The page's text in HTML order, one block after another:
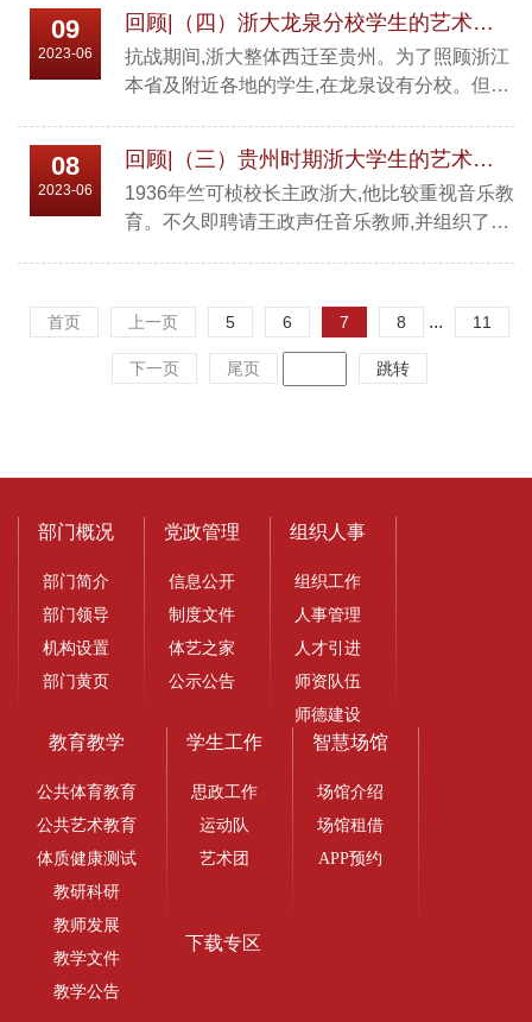
现根据一些老学长的回忆,简略整理如下:一、话
剧...
11月到1949年5月,这约两年半时间,真正叫“浙
大合唱团”这个名字的时段。因在贵州时期的有
关歌咏队,前文已有所记述,本文将采用狭义的理
一、乘着歌声的翅膀 1945秋,龙泉分校...
09
2023-06
回顾|（四）浙大龙泉分校学生的艺术活动
抗战期间,浙大整体西迁至贵州。为了照顾浙江
本省及附近各地的学生,在龙泉设有分校。但分
垅两村,相距不远,距县城有一定路程。当时生活
条件比较艰苦,但教学秩序正常,学生学习生活紧
张,课余生活较贫乏,电影也没有,于是,学生自行
音乐和戏剧...
08
2023-06
回顾|（三）贵州时期浙大学生的艺术活动
1936年竺可桢校长主政浙大,他比较重视音乐教
育。不久即聘请王政声任音乐教师,并组织了一
黎明歌咏队,主旨是推动抗日救亡运功,着重唱救
亡歌曲,曾请杭州师范学校顾老师指导。1937年
抗战爆发,浙大被迫西迁,西迁途中,在抵广西宜
山之前,“黎明”仍有些活动。而一年级组织了呐
首页 上一页 5 6 7 8 ... 11
下一页 尾页 跳转
部门概况
部门简介
部门领导
机构设置
部门黄页
党政管理
信息公开
制度文件
体艺之家
公示公告
组织人事
组织工作
人事管理
人才引进
师资队伍
师德建设
教育教学
公共体育教育
公共艺术教育
体质健康测试
教研科研
教师发展
教学文件
教学公告
学生工作
思政工作
运动队
艺术团
智慧场馆
场馆介绍
场馆租借
APP预约
下载专区